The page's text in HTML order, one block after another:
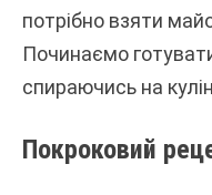
потрібно взяти
Починаємо
спираючись на
Покроковий